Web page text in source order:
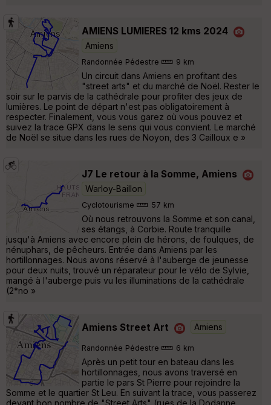
AMIENS LUMIERES 12 kms 2024
Amiens
Randonnée Pédestre 9 km
Un circuit dans Amiens en profitant des
"street arts" et du marché de Noël. Rester le
soir sur le parvis de la cathédrale pour profiter des jeux de
lumières. Le point de départ n'est pas obligatoirement à
respecter. Finalement, vous vous garez où vous pouvez et
suivez la trace GPX dans le sens qui vous convient. Le marché
de Noël se situe dans les rues de Noyon, des 3 Cailloux e »
J7 Le retour à la Somme, Amiens
Warloy-Baillon
Cyclotourisme 57 km
Où nous retrouvons la Somme et son canal,
ses étangs, à Corbie. Route tranquille
jusqu'à Amiens avec encore plein de hérons, de foulques, de
nénuphars, de pêcheurs. Entrée dans Amiens par les
hortillonnages. Nous avons réservé à l'auberge de jeunesse
pour deux nuits, trouvé un réparateur pour le vélo de Sylvie,
mangé à l'auberge puis vu les illuminations de la cathédrale
(2*no »
Amiens Street Art Amiens
Randonnée Pédestre 6 km
Après un petit tour en bateau dans les
hortillonnages, nous avons traversé en
partie le pars St Pierre pour rejoindre la
Somme et le quartier St Leu. En suivant la trace, vous passerez
devant bon nombre de "Street Arts" (rues de la Dodanne,